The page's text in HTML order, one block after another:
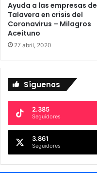
Ayuda a las empresas de
Talavera en crisis del
Coronavirus – Milagros
Aceituno
27 abril, 2020
Síguenos
2.385
Seguidores
3.861
Seguidores